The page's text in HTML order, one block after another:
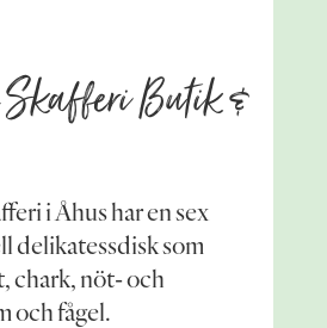
Butik &
i Åhus har en sex
delikatessdisk som
chark, nöt- och
och fågel.